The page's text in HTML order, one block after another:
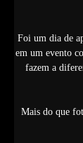
Foi um dia de
em um evento
fazem a
Mais do que